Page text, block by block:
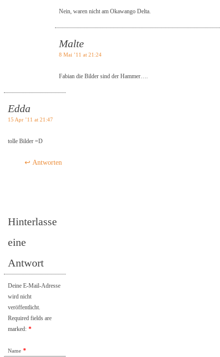
Nein, waren nicht am Okawango Delta.
Malte
8 Mai ’11 at 21:24
Fabian die Bilder sind der Hammer….
Edda
15 Apr ’11 at 21:47
tolle Bilder =D
Antworten
Hinterlasse
eine
Antwort
Deine E-Mail-Adresse
wird nicht
veröffentlicht.
Required fields are
marked: *
Name *